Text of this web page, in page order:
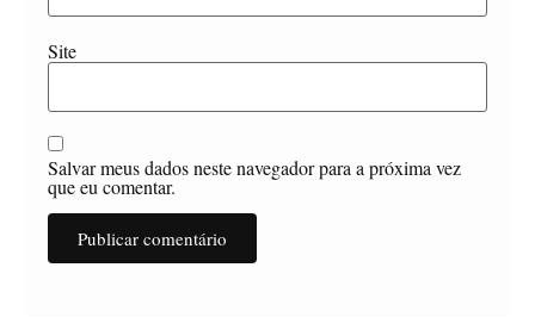
Site
Salvar meus dados neste navegador para a próxima vez
que eu comentar.